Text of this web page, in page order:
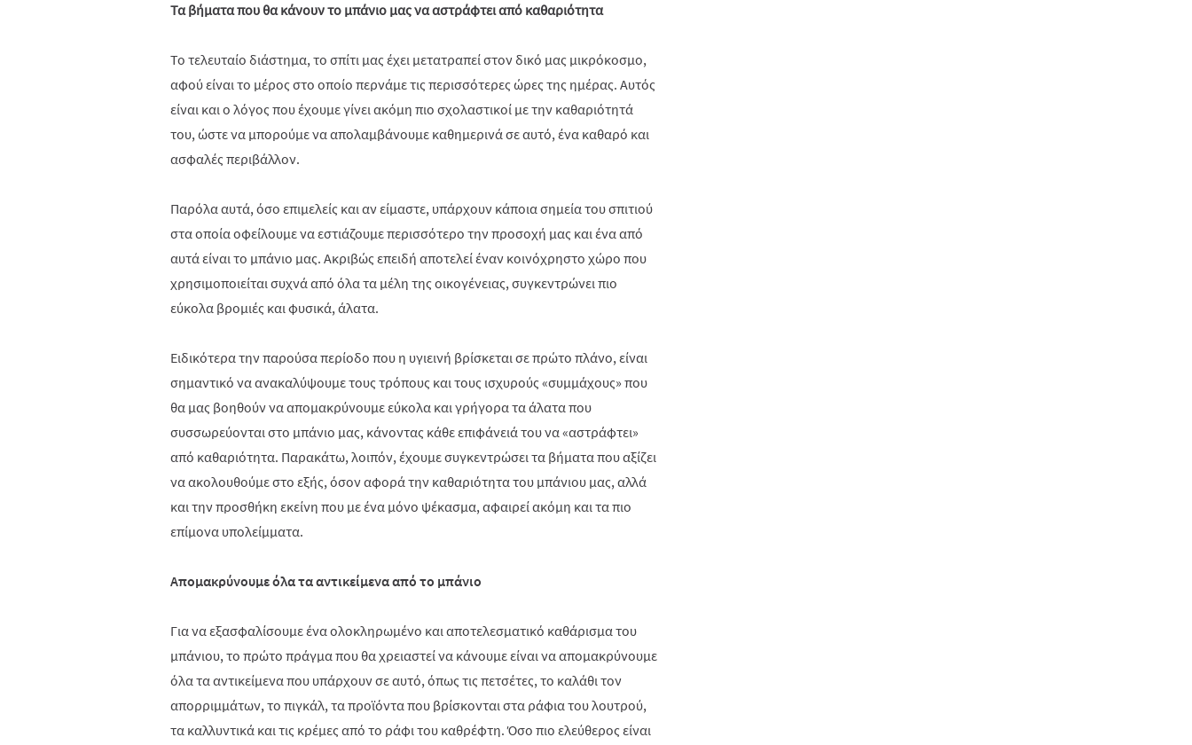
Τα βήματα που θα κάνουν το μπάνιο μας να αστράφτει από καθαριότητα
Το τελευταίο διάστημα, το σπίτι μας έχει μετατραπεί στον δικό μας μικρόκοσμο,
αφού είναι το μέρος στο οποίο περνάμε τις περισσότερες ώρες της ημέρας. Αυτός
είναι και ο λόγος που έχουμε γίνει ακόμη πιο σχολαστικοί με την καθαριότητά
του, ώστε να μπορούμε να απολαμβάνουμε καθημερινά σε αυτό, ένα καθαρό και
ασφαλές περιβάλλον.
Παρόλα αυτά, όσο επιμελείς και αν είμαστε, υπάρχουν κάποια σημεία του σπιτιού
στα οποία οφείλουμε να εστιάζουμε περισσότερο την προσοχή μας και ένα από
αυτά είναι το μπάνιο μας. Ακριβώς επειδή αποτελεί έναν κοινόχρηστο χώρο που
χρησιμοποιείται συχνά από όλα τα μέλη της οικογένειας, συγκεντρώνει πιο
εύκολα βρομιές και φυσικά, άλατα.
Ειδικότερα την παρούσα περίοδο που η υγιεινή βρίσκεται σε πρώτο πλάνο, είναι
σημαντικό να ανακαλύψουμε τους τρόπους και τους ισχυρούς «συμμάχους» που
θα μας βοηθούν να απομακρύνουμε εύκολα και γρήγορα τα άλατα που
συσσωρεύονται στο μπάνιο μας, κάνοντας κάθε επιφάνειά του να «αστράφτει»
από καθαριότητα. Παρακάτω, λοιπόν, έχουμε συγκεντρώσει τα βήματα που αξίζει
να ακολουθούμε στο εξής, όσον αφορά την καθαριότητα του μπάνιου μας, αλλά
και την προσθήκη εκείνη που με ένα μόνο ψέκασμα, αφαιρεί ακόμη και τα πιο
επίμονα υπολείμματα.
Απομακρύνουμε όλα τα αντικείμενα από το μπάνιο
Για να εξασφαλίσουμε ένα ολοκληρωμένο και αποτελεσματικό καθάρισμα του
μπάνιου, το πρώτο πράγμα που θα χρειαστεί να κάνουμε είναι να απομακρύνουμε
όλα τα αντικείμενα που υπάρχουν σε αυτό, όπως τις πετσέτες, το καλάθι τον
απορριμμάτων, το πιγκάλ, τα προϊόντα που βρίσκονται στα ράφια του λουτρού,
τα καλλυντικά και τις κρέμες από το ράφι του καθρέφτη. Όσο πιο ελεύθερος είναι